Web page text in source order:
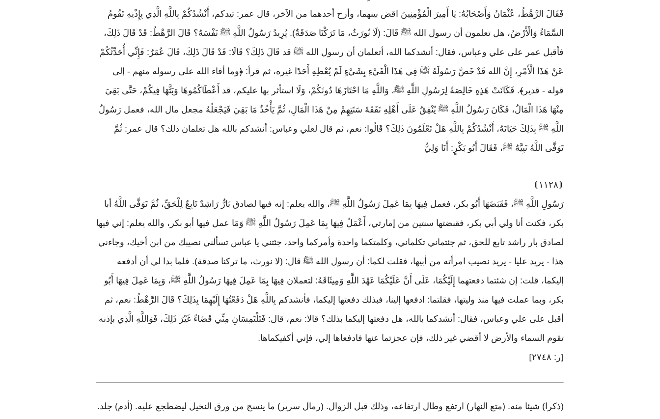
فَقَالَ الرَّهْطُ، عُثْمَانُ وَأَصْحَابُهُ: يَا أَمِيرَ الْمُؤْمِنِينَ اقض بينهما، وأرح أحدهما من الآخر، قال عمر: تيدكم، أَنْشُدُكُمْ بِاللَّهِ الَّذِي بِإِذْنِهِ تَقُومُ
السَّمَاءُ وَالْأَرْضُ، هل تعلمون أن رسول الله ﷺ قَالَ: (لَا نُورَثُ، مَا تَرَكْنَا صَدَقَةٌ). يُرِيدُ رَسُولُ اللَّهِ ﷺ نَفْسَهُ؟ قَالَ الرَّهْطُ: قَدْ قَالَ ذَلِكَ،
فأقبل عمر على علي وعباس، فقال: أنشدكما الله، أتعلمان أن رسول الله ﷺ قد قَالَ ذَلِكَ؟ قَالَا: قَدْ قَالَ ذَلِكَ، قَالَ عُمَرُ: فَإِنِّي أُحَدِّثُكُمْ
عَنْ هَذَا الْأَمْرِ، إِنَّ الله قَدْ خَصَّ رَسُولَهُ ﷺ فِي هَذَا الْفَيْءِ بِشَيْءٍ لَمْ يُعْطِهِ أَحَدًا غيره، ثم قرأ: ﴿وما أفاء الله على رسوله منهم - إلى
قوله - قدير﴾. فَكَانَتْ هَذِهِ خَالِصَةً لِرَسُولِ اللَّهِ ﷺ، وَاللَّهِ مَا احْتَازَهَا دُونَكُمْ، وَلَا استأثر بها عليكم، قد أَعْطَاكُمُوهَا وَبَثَّهَا فِيكُمْ، حَتَّى بَقِيَ
مِنْهَا هَذَا الْمَالُ، فَكَانَ رَسُولُ اللَّهِ ﷺ يُنْفِقُ عَلَى أَهْلِهِ نَفَقَةَ سَنَتِهِمْ مِنْ هَذَا الْمَالِ، ثُمَّ يَأْخُذُ مَا بَقِيَ فَيَجْعَلُهُ مجعل مال الله، فعمل رَسُولُ
اللَّهِ ﷺ بِذَلِكَ حَيَاتَهُ، أَنْشُدُكُمْ بِاللَّهِ هَلْ تَعْلَمُونَ ذَلِكَ؟ قَالُوا: نعم، ثم قال لعلي وعباس: أنشدكم بالله هل تعلمان ذلك؟ قال عمر: ثُمَّ
تَوَفَّى اللَّهُ نَبِيَّهُ ﷺ، فَقَالَ أَبُو بَكْرٍ: أَنَا وَلِيُّ
⦗١١٢٨ ⦘
رَسُولِ اللَّهِ ﷺ، فَقَبَضَهَا أَبُو بكر، فعمل فِيهَا بِمَا عَمِلَ رَسُولُ اللَّهِ ﷺ، والله يعلم: إنه فيها لصادق بَارٌّ رَاشِدٌ تَابِعٌ لِلْحَقِّ، ثُمَّ تَوَفَّى اللَّهُ أبا
بكر، فكنت أنا ولي أبي بكر، فقبضتها سنتين من إمارتي، أَعْمَلُ فِيهَا بِمَا عَمِلَ رَسُولُ اللَّهِ ﷺ وَمَا عمل فيها أبو بكر، والله يعلم: إني فيها
لصادق بار راشد تابع للحق، ثم جئتماني تكلماني، وكلمتكما واحدة وأمركما واحد، جئتني يا عباس تسألني نصيبك من ابن أخيك، وجاءني
هذا - يريد عليا - يريد نصيب امرأته من أبيها، فقلت لكما: أن رسول الله ﷺ قال: (لا نورث، ما تركنا صدقة). فلما بدا لي أن أدفعه
إليكما، قلت: إن شئتما دفعتهما إِلَيْكُمَا، عَلَى أَنَّ عَلَيْكُمَا عَهْدَ اللَّهِ وَمِيثَاقَهُ: لتعملان فِيهَا بِمَا عَمِلَ فِيهَا رَسُولُ اللَّهِ ﷺ، وَبِمَا عَمِلَ فِيهَا أَبُو
بكر، وبما عملت فيها منذ وليتها، فقلتما: ادفعها إلينا، فبذلك دفعتها إليكما، فأنشدكم بِاللَّهِ هَلْ دَفَعْتُهَا إِلَيْهِمَا بِذَلِكَ؟ قَالَ الرَّهْطُ: نعم، ثم
أقبل على علي وعباس، فقال: أنشدكما بالله، هل دفعتها إليكما بذلك؟ قالا: نعم، قال: فَتَلْتَمِسَانِ مِنِّي قَضَاءً غَيْرَ ذَلِكَ، فَوَاللَّهِ الَّذِي بإذنه
تقوم السماء والأرض لا أقضي غير ذلك، فإن عجزتما عنها فادفعاها إلي، فإني أكفيكماها.
[ر: ٢٧٤٨ ]
(ذكرا) شيئا منه. (متع النهار) ارتفع وطال ارتفاعه، وذلك قبل الزوال. (رمال سرير) ما ينسج من ورق النخيل ليضطجع عليه. (أدم) جلد.